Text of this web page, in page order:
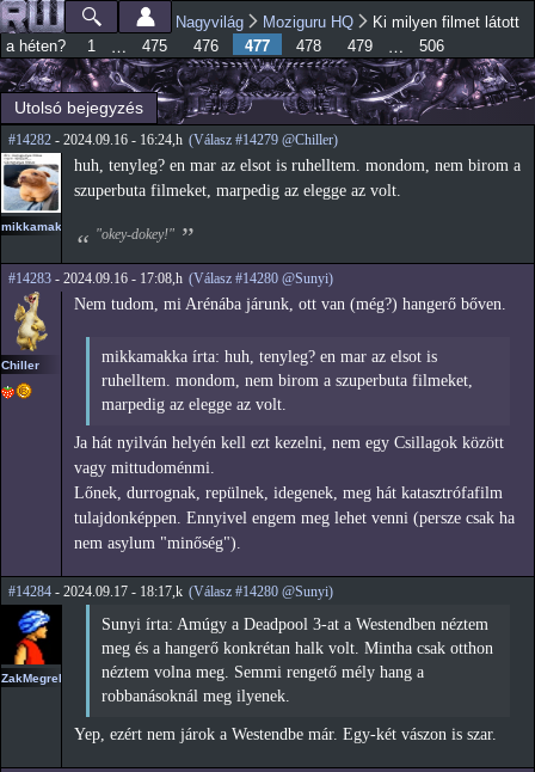
Ugrás a
tartalomra
Főmenü
Jelenlegi hely
Nagyvilág Moziguru HQ
Ki milyen filmet látott
a héten?
1 … 475 476 477 478 479 … 506
Utolsó bejegyzés
#14282 - 2024.09.16 - 16:24,h (Válasz #14279 @Chiller)
mikkamakka
huh, tenyleg? en mar az elsot is ruhelltem. mondom, nem birom a
szuperbuta filmeket, marpedig az elegge az volt.
"okey-dokey!"
#14283 - 2024.09.16 - 17:08,h (Válasz #14280 @Sunyi)
Chiller
Nem tudom, mi Arénába járunk, ott van (még?) hangerő bőven.
mikkamakka írta: huh, tenyleg? en mar az elsot is
ruhelltem. mondom, nem birom a szuperbuta filmeket,
marpedig az elegge az volt.
Ja hát nyilván helyén kell ezt kezelni, nem egy Csillagok között
vagy mittudoménmi.
Lőnek, durrognak, repülnek, idegenek, meg hát katasztrófafilm
tulajdonképpen. Ennyivel engem meg lehet venni (persze csak ha
nem asylum "minőség").
#14284 - 2024.09.17 - 18:17,k (Válasz #14280 @Sunyi)
ZakMegrekken
Sunyi írta: Amúgy a Deadpool 3-at a Westendben néztem
meg és a hangerő konkrétan halk volt. Mintha csak otthon
néztem volna meg. Semmi rengető mély hang a
robbanásoknál meg ilyenek.
Yep, ezért nem járok a Westendbe már. Egy-két vászon is szar.